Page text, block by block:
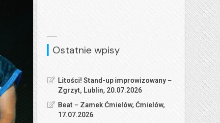
Ostatnie wpisy
Litości! Stand-up improwizowany –
Zgrzyt, Lublin, 20.07.2026
Beat – Zamek Ćmielów, Ćmielów,
17.07.2026